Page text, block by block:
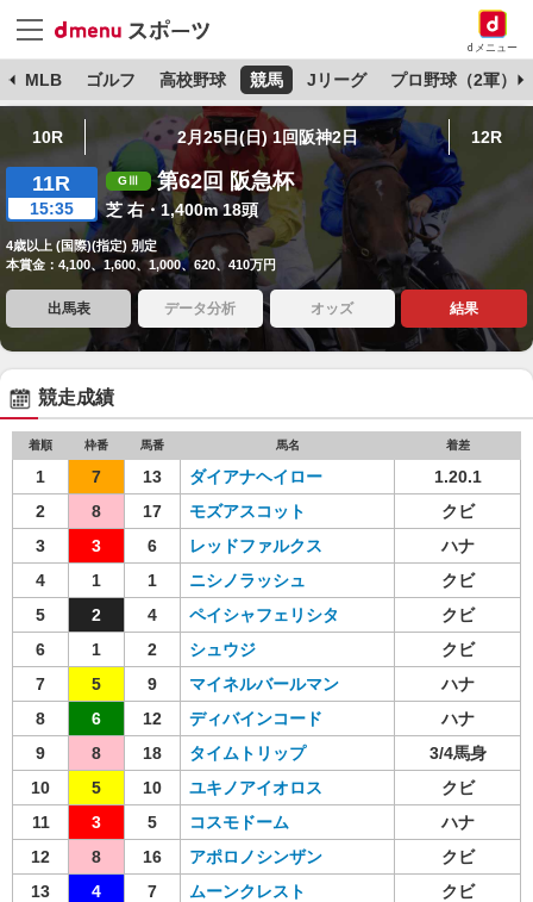
dメニュー
MLB ゴルフ 高校野球 競馬 Jリーグ プロ野球（2軍）
10R 2月25日(日) 1回阪神2日 12R
11R
15:35
第62回 阪急杯
芝 右・1,400m 18頭
4歳以上 (国際)(指定) 別定
本賞金：4,100、1,600、1,000、620、410万円
出馬表 データ分析 オッズ 結果
競走成績
着順 枠番 馬番 馬名 着差
1 7 13 ダイアナヘイロー
1.20.1
2
8 17 モズアスコット
クビ
3
3 6 レッドファルクス
ハナ
4
1 1 ニシノラッシュ
クビ
5
2 4 ペイシャフェリシタ
クビ
6
1 2 シュウジ
クビ
7
5 9 マイネルバールマン
ハナ
8
6 12 ディバインコード
ハナ
9
8 18 タイムトリップ
3/4馬身
10
5 10 ユキノアイオロス
クビ
11
3 5 コスモドーム
ハナ
12
8 16 アポロノシンザン
クビ
13
4 7 ムーンクレスト
クビ